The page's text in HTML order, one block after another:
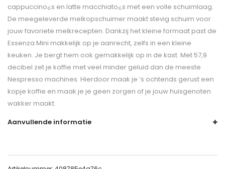
cappuccino¿s en latte macchiato¿s met een volle schuimlaag.
De meegeleverde melkopschuimer maakt stevig schuim voor
jouw favoriete melkrecepten. Dankzij het kleine formaat past de
Essenza Mini makkelijk op je aanrecht, zelfs in een kleine
keuken. Je bergt hem ook gemakkelijk op in de kast. Met 57,9
decibel zet je koffie met veel minder geluid dan de meeste
Nespresso machines. Hierdoor maak je ’s ochtends gerust een
kopje koffie en maak je je geen zorgen of je jouw huisgenoten
wakker maakt.
Aanvullende informatie